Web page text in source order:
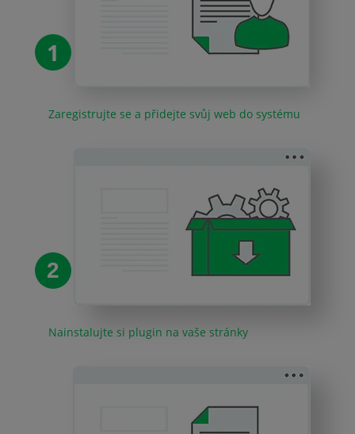
1
Zaregistrujte se a přidejte svůj web do systému
2
Nainstalujte si plugin na vaše stránky